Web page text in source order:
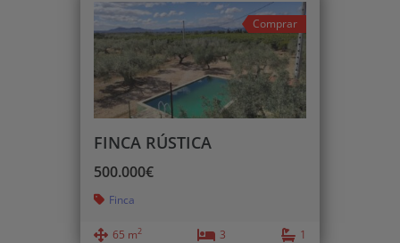
Comprar
FINCA RÚSTICA
500.000€
Finca
65 m2 3 1